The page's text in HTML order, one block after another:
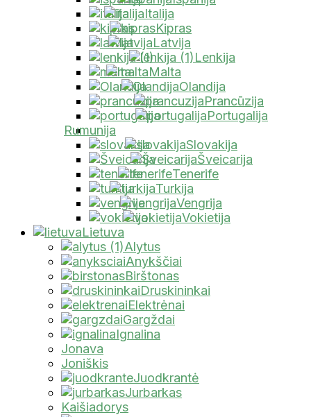
Italija
Kipras
Latvija
Lenkija
Malta
Olandija
Prancūzija
Portugalija
Rumunija
Slovakija
Šveicarija
Tenerife
Turkija
Vengrija
Vokietija
Lietuva
Alytus
Anykščiai
Birštonas
Druskininkai
Elektrėnai
Gargždai
Ignalina
Jonava
Joniškis
Juodkrantė
Jurbarkas
Kaišiadorys